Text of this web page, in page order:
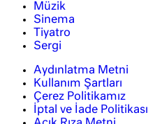
Müzik
Sinema
Tiyatro
Sergi
Aydınlatma Metni
Kullanım Şartları
Çerez Politikamız
İptal ve İade Politikası